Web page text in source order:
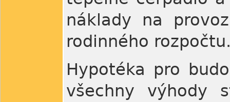
náklady na
rodinného
Hypotéka pro
všechny výhody